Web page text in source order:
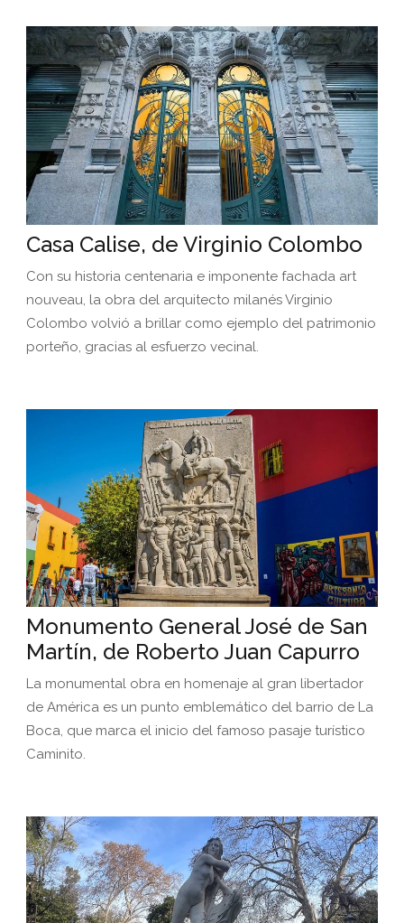
Casa Calise, de Virginio Colombo
Con su historia centenaria e imponente fachada art
nouveau, la obra del arquitecto milanés Virginio
Colombo volvió a brillar como ejemplo del patrimonio
porteño, gracias al esfuerzo vecinal.
Monumento General José de San
Martín, de Roberto Juan Capurro
La monumental obra en homenaje al gran libertador
de América es un punto emblemático del barrio de La
Boca, que marca el inicio del famoso pasaje turístico
Caminito.